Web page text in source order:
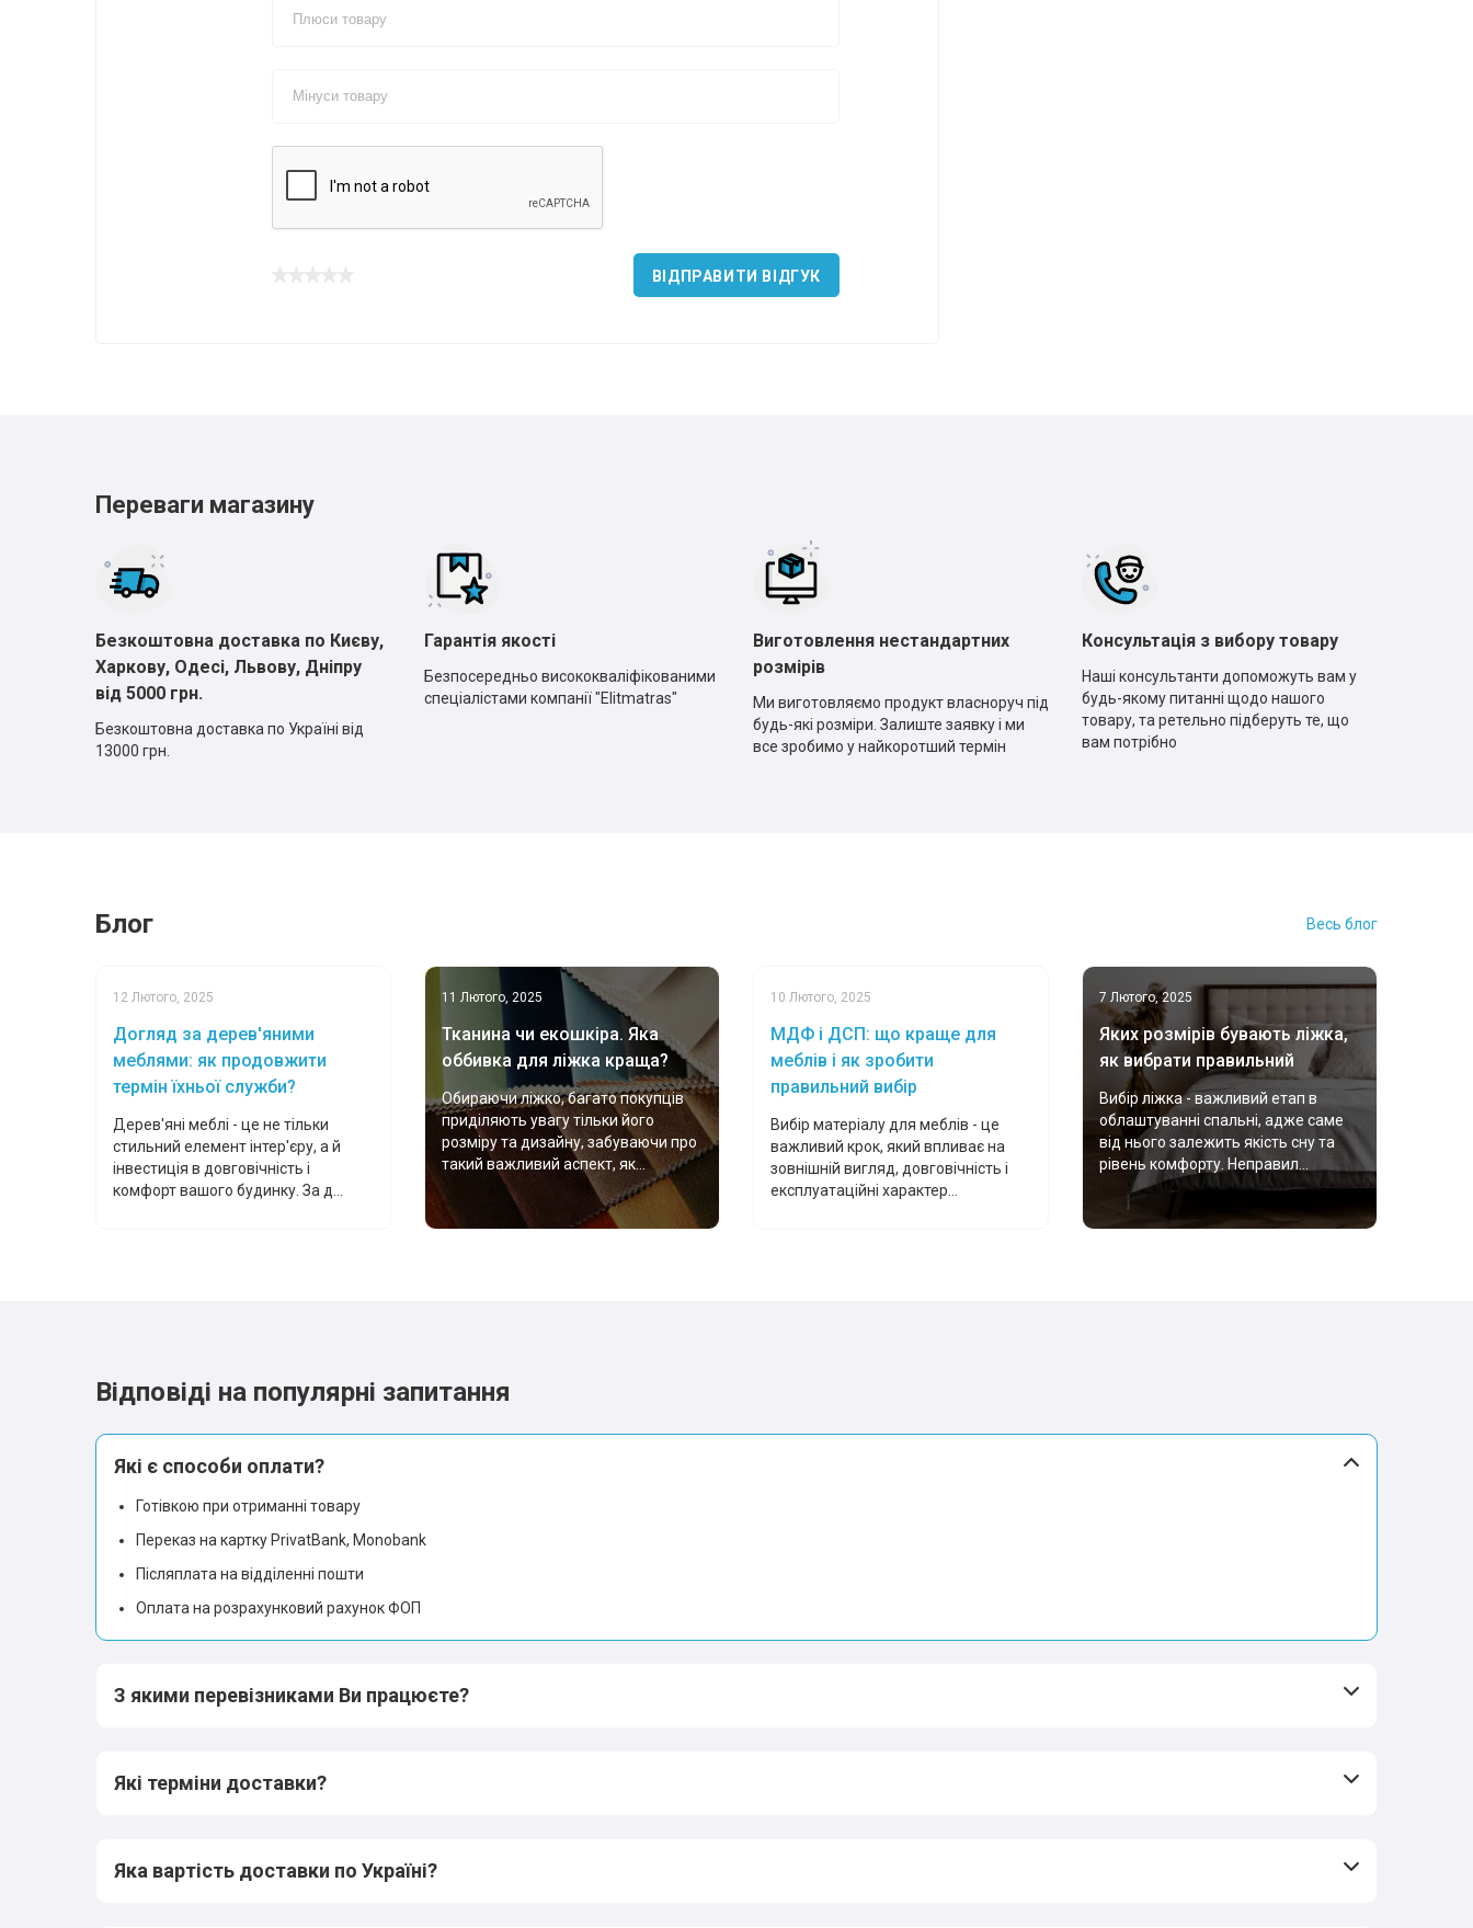
ВІДПРАВИТИ ВІДГУК
Переваги магазину
Безкоштовна доставка по Києву,
Харкову, Одесі, Львову, Дніпру
від 5000 грн.
Безкоштовна доставка по Україні від
13000 грн.
Гарантія якості
Безпосередньо висококваліфікованими
спеціалістами компанії "Elitmatras"
Виготовлення нестандартних
розмірів
Ми виготовляємо продукт власноруч під
будь-які розміри. Залиште заявку і ми
все зробимо у найкоротший термін
Консультація з вибору товару
Наші консультанти допоможуть вам у
будь-якому питанні щодо нашого
товару, та ретельно підберуть те, що
вам потрібно
Блог Весь блог
12 Лютого, 2025
Догляд за дерев'яними
меблями: як продовжити
термін їхньої служби?
Дерев'яні меблі - це не тільки
стильний елемент інтер'єру, а й
інвестиція в довговічність і
комфорт вашого будинку. За д...
11 Лютого, 2025
Тканина чи екошкіра. Яка
оббивка для ліжка краща?
Обираючи ліжко, багато покупців
приділяють увагу тільки його
розміру та дизайну, забуваючи про
такий важливий аспект, як...
10 Лютого, 2025
МДФ і ДСП: що краще для
меблів і як зробити
правильний вибір
Вибір матеріалу для меблів - це
важливий крок, який впливає на
зовнішній вигляд, довговічність і
експлуатаційні характер...
7 Лютого, 2025
Яких розмірів бувають ліжка,
як вибрати правильний
Вибір ліжка - важливий етап в
облаштуванні спальні, адже саме
від нього залежить якість сну та
рівень комфорту. Неправил...
Відповіді на популярні запитання
Які є способи оплати?
Готівкою при отриманні товару
Переказ на картку PrivatBank, Monobank
Післяплата на відділенні пошти
Оплата на розрахунковий рахунок ФОП
З якими перевізниками Ви працюєте?
Які терміни доставки?
Яка вартість доставки по Україні?